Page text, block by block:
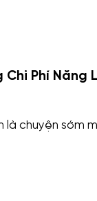
Phí Năng
chuyện sớm